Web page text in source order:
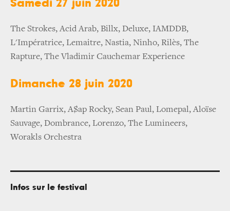
Samedi 27 juin 2020
The Strokes, Acid Arab, Billx, Deluxe, IAMDDB,
L'Impératrice, Lemaitre, Nastia, Ninho, Rilès, The
Rapture, The Vladimir Cauchemar Experience
Dimanche 28 juin 2020
Martin Garrix, A$ap Rocky, Sean Paul, Lomepal, Aloïse
Sauvage, Dombrance, Lorenzo, The Lumineers,
Worakls Orchestra
Infos sur le festival